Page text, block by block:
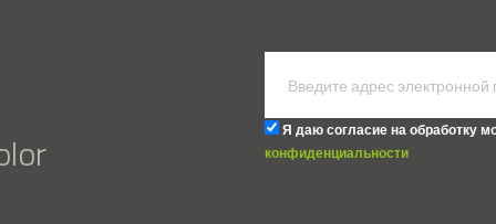
Я даю согласие на обработку
конфиденциальности